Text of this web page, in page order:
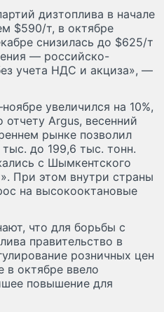
дизтоплива в начале
$590/т, в октябре
снизилась до $625/т
— российско-
учета НДС и акциза», —
увеличился на 10%,
Argus, весенний
рынке позволил
до 199,6 тыс. тонн.
с Шымкентского
При этом внутри страны
на высокооктановые
что для борьбы с
правительство в
розничных цен
в октябре ввело
повышение для